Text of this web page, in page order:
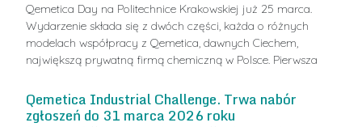
Qemetica Day na Politechnice Krakowskiej już 25 marca.
Wydarzenie składa się z dwóch części, każda o różnych
modelach współpracy z Qemetica, dawnych Ciechem,
największą prywatną firmą chemiczną w Polsce. Pierwsza
Qemetica Industrial Challenge. Trwa nabór
zgłoszeń do 31 marca 2026 roku